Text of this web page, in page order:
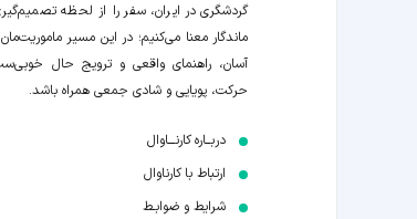
گردشگری در ایران، سفر را از لحظه‌
ماندگار معنا می‌کنیم؛ در این مسیر‍ ماموریت‌مان
آسان، راهنمای واقعی و ترویج حال
حرکت، پویایی و شادی جمعی همراه باشد.
دربــاره کارنـــاوال
ارتباط با کارناوال
شرایط و ضوابـط